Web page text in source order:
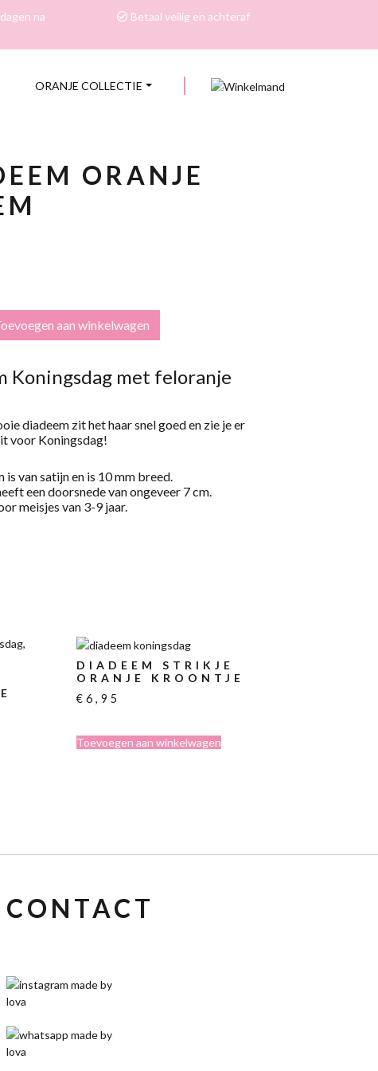
na
Betaal veilig en achteraf
0
ORANJE COLLECTIE
ORANJE
aan winkelwagen
Koningsdag met feloranje
diadeem zit het haar snel goed en zie je er
voor Koningsdag!
is van satijn en is 10 mm breed.
een doorsnede van ongeveer 7 cm.
meisjes van 3-9 jaar.
DIADEEM STRIKJE
ORANJE KROONTJE
€ 6,95
Toevoegen aan winkelwagen
CONTACT